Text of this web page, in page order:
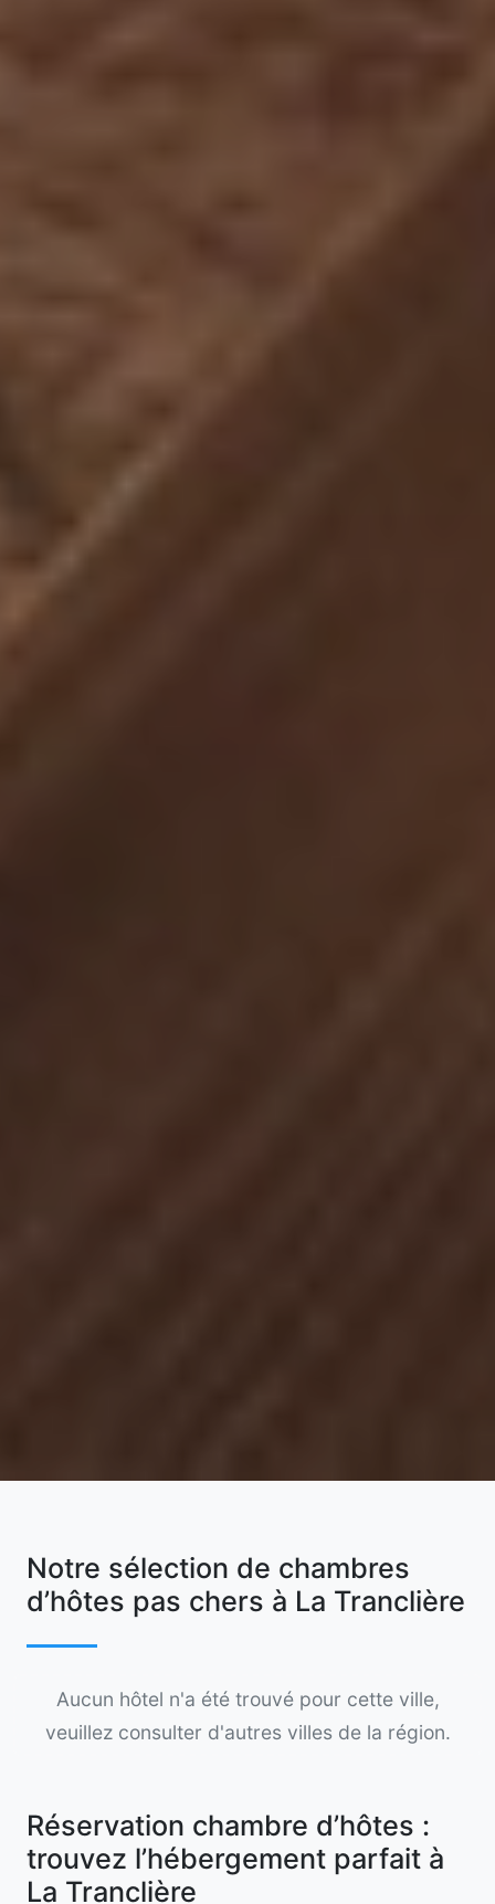
Notre sélection de chambres
d’hôtes pas chers à La Tranclière
Aucun hôtel n'a été trouvé pour cette ville,
veuillez consulter d'autres villes de la région.
Réservation chambre d’hôtes :
trouvez l’hébergement parfait à
La Tranclière